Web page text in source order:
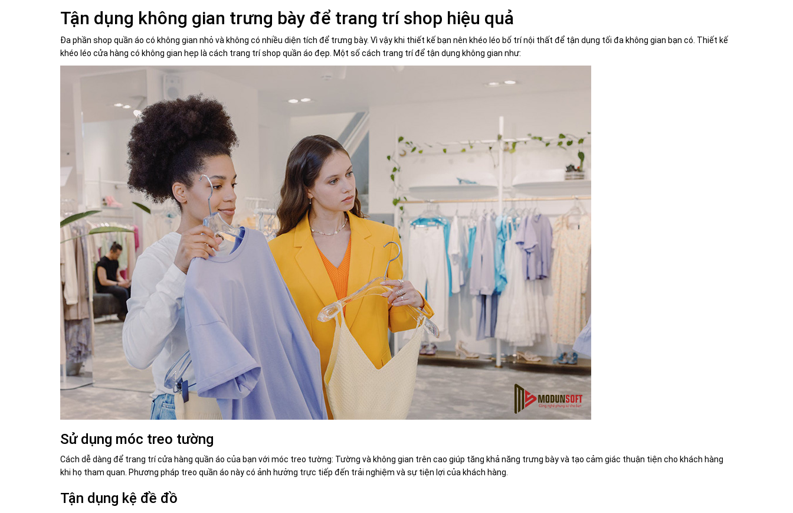
Tận dụng không gian trưng bày để trang trí shop hiệu quả
Đa phần shop quần áo có không gian nhỏ và không có nhiều diện tích để trưng bày. Vì vậy khi thiết kế bạn nên khéo léo bố trí nội thất để tận dụng tối đa không gian bạn có. Thiết kế
khéo léo cửa hàng có không gian hẹp là cách trang trí shop quần áo đẹp. Một số cách trang trí để tận dụng không gian như:
Sử dụng móc treo tường
Cách dễ dàng để trang trí cửa hàng quần áo của bạn với móc treo tường: Tường và không gian trên cao giúp tăng khả năng trưng bày và tạo cảm giác thuận tiện cho khách hàng
khi họ tham quan. Phương pháp treo quần áo này có ảnh hưởng trực tiếp đến trải nghiệm và sự tiện lợi của khách hàng.
Tận dụng kệ đề đồ